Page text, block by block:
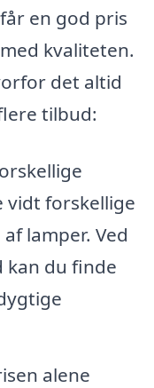
en god pris
kvaliteten.
det altid
tilbud:
vidt forskellige
lamper. Ved
du finde
alene